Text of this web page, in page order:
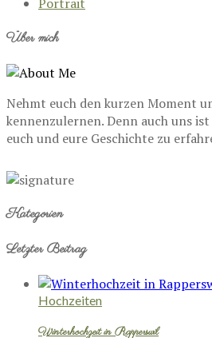
Portrait
Über mich
Nehmt euch den kurzen Moment
kennenzulernen. Denn auch uns
euch und eure Geschichte zu
Kategorien
Letzter Beitrag
Hochzeiten
Winterhochzeit in Rapperswil